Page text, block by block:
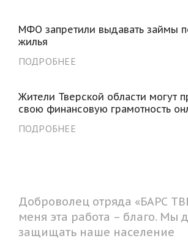
МФО запретили выдавать займы
жилья
ПОДРОБНЕЕ
Жители Тверской области могут
свою финансовую грамотность
ПОДРОБНЕЕ
Доброволец отряда «БАРС
меня эта работа – благо. Мы
защищать наше население